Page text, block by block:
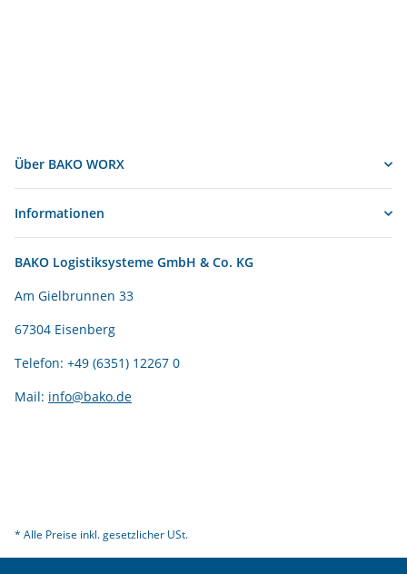
Über BAKO WORX
Informationen
BAKO Logistiksysteme GmbH & Co. KG
Am Gielbrunnen 33
67304 Eisenberg
Telefon: +49 (6351) 12267 0
Mail: info@bako.de
* Alle Preise inkl. gesetzlicher USt.